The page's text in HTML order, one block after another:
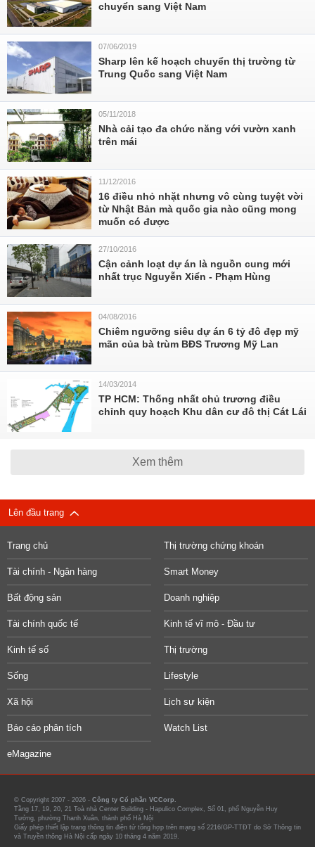
chuyển sang Việt Nam
07/06/2019
Sharp lên kế hoạch chuyển thị trường từ
Trung Quốc sang Việt Nam
05/11/2018
Nhà cải tạo đa chức năng với vườn xanh
trên mái
11/12/2016
16 điều nhỏ nhặt nhưng vô cùng tuyệt vời
từ Nhật Bản mà quốc gia nào cũng mong
muốn có được
27/10/2016
Cận cảnh loạt dự án là nguồn cung mới
nhất trục Nguyễn Xiển - Phạm Hùng
04/08/2016
Chiêm ngưỡng siêu dự án 6 tỷ đô đẹp mỹ
mãn của bà trùm BĐS Trương Mỹ Lan
14/03/2014
TP HCM: Thống nhất chủ trương điều
chỉnh quy hoạch Khu dân cư đô thị Cát Lái
Xem thêm
Lên đầu trang
Trang chủ Thị trường chứng khoán
Tài chính - Ngân hàng Smart Money
Bất động sản Doanh nghiệp
Tài chính quốc tế Kinh tế vĩ mô - Đầu tư
Kinh tế số Thị trường
Sống Lifestyle
Xã hội Lịch sự kiện
Báo cáo phân tích Watch List
eMagazine
© Copyright 2007 - 2026 - Công ty Cổ phần VCCorp.
Tầng 17, 19, 20, 21 Toà nhà Center Building - Hapulico Complex, Số 01, phố Nguyễn Huy
Tưởng, phường Thanh Xuân, thành phố Hà Nội
Giấy phép thiết lập trang thông tin điện tử tổng hợp trên mạng số 2216/GP-TTĐT do Sở Thông tin
và Truyền thông Hà Nội cấp ngày 10 tháng 4 năm 2019.